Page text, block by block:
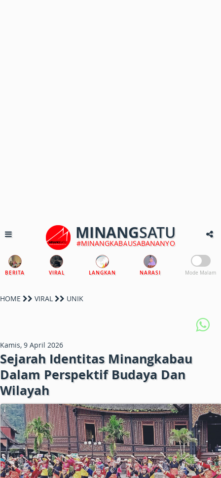
MINANGSATU
#MINANGKABAUSABANANYO
BERITA VIRAL LANGKAN NARASI Mode Malam
HOME VIRAL UNIK
Kamis, 9 April 2026
Sejarah Identitas Minangkabau
Dalam Perspektif Budaya Dan
Wilayah